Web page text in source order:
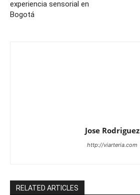
experiencia sensorial en
Bogotá
Jose Rodriguez
http://viarteria.com
RELATED ARTICLES